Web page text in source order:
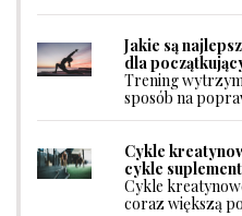
Jakie są
dla
Trening
sposób na
Cykle
cykle
Cykle
coraz większą